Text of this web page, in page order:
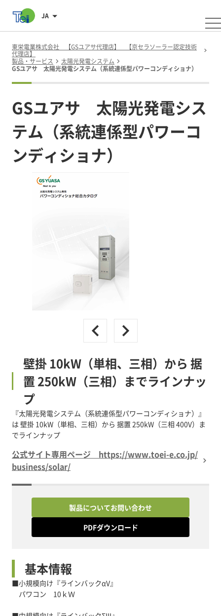
JA
東栄電業株式会社 【GSユアサ代理店】 【京セラソーラー認定技術
代理店】
製品・サービス
太陽光発電システム
GSユアサ 太陽光発電システム（系統連係型パワーコンディショナ）
GSユアサ 太陽光発電シス
テム（系統連係型パワーコ
ンディショナ）
壁掛 10kW（単相、三相）から 据
置 250kW（三相）までラインナッ
プ
『太陽光発電システム（系統連係型パワーコンディショナ）』
は 壁掛 10kW（単相、三相）から 据置 250kW（三相 400V）ま
でラインナップ
公式サイト専用ページ https://www.toei-e.co.jp/
business/solar/
製品についてお問い合わせ
PDFダウンロード
基本情報
■小規模向け『ラインバックαV』
パワコン 10ｋＷ